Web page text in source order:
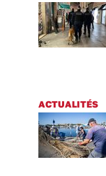
ACTUALITÉS